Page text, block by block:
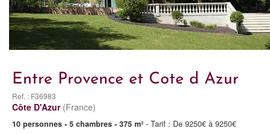
Entre Provence et Cote d Azur
Ref. : F36983
Côte D'Azur (France)
10 personnes - 5 chambres - 375 m² - Tarif : De 9250€ à 9250€